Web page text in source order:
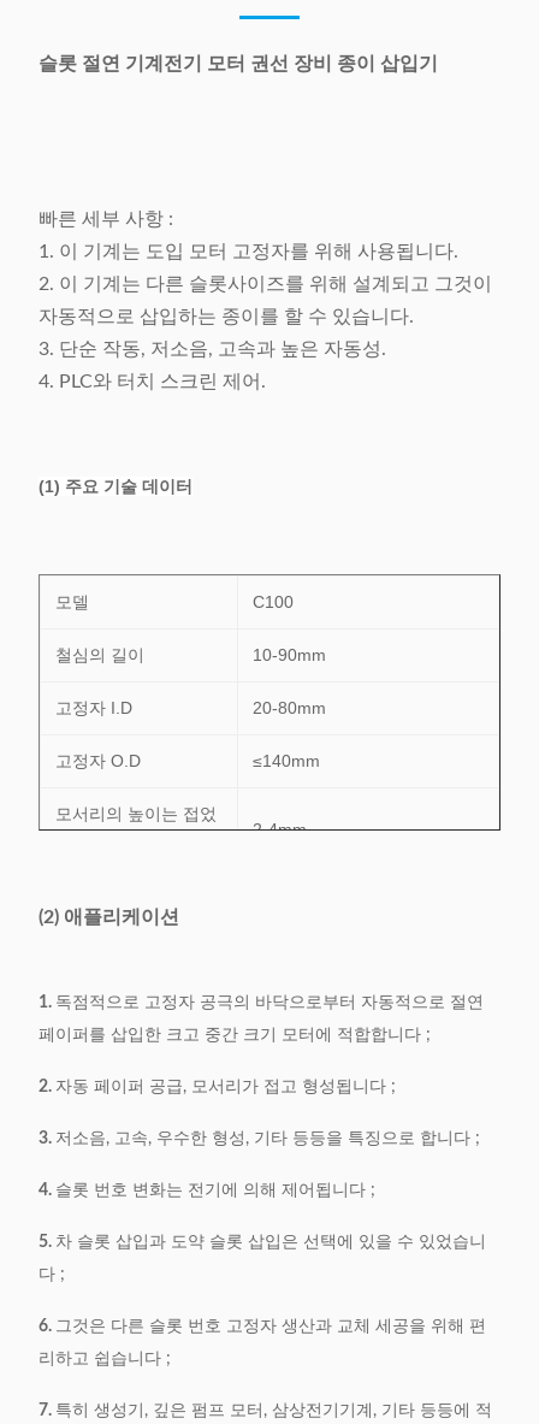
슬롯 절연 기계전기 모터 권선 장비 종이 삽입기
빠른 세부 사항 :
1. 이 기계는 도입 모터 고정자를 위해 사용됩니다.
2. 이 기계는 다른 슬롯사이즈를 위해 설계되고 그것이
자동적으로 삽입하는 종이를 할 수 있습니다.
3. 단순 작동, 저소음, 고속과 높은 자동성.
4. PLC와 터치 스크린 제어.
(1) 주요 기술 데이터
모델 C100
철심의 길이 10-90mm
고정자 I.D 20-80mm
고정자 O.D ≤140mm
모서리의 높이는 접었
2-4mm
전원 공급기 380V, 50/60Hz, 0.75kW
(2) 애플리케이션
1. 독점적으로 고정자 공극의 바닥으로부터 자동적으로 절연
페이퍼를 삽입한 크고 중간 크기 모터에 적합합니다 ;
2. 자동 페이퍼 공급, 모서리가 접고 형성됩니다 ;
3. 저소음, 고속, 우수한 형성, 기타 등등을 특징으로 합니다 ;
4. 슬롯 번호 변화는 전기에 의해 제어됩니다 ;
5. 차 슬롯 삽입과 도약 슬롯 삽입은 선택에 있을 수 있었습니
다 ;
6. 그것은 다른 슬롯 번호 고정자 생산과 교체 세공을 위해 편
리하고 쉽습니다 ;
7. 특히 생성기, 깊은 펌프 모터, 삼상전기기계, 기타 등등에 적